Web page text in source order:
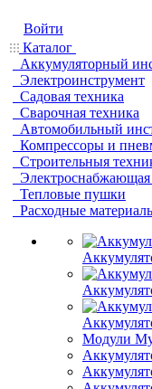
Войти
Каталог
Аккумуляторный
Электроинструмент
Садовая техника
Сварочная техника
Автомобильный
Компрессоры и
Строительныя
Электроснабжающая
Тепловые пушки
Расходные
Модули